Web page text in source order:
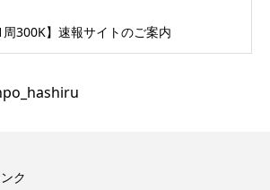
周300K】速報サイトのご案内
ク